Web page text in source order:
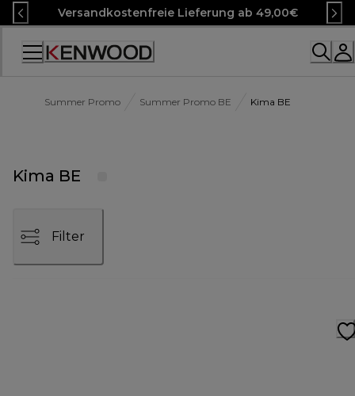
Skip
to
Content
Versandkostenfreie Lieferung ab 49,00€
Accessibility
Summer Promo Summer Promo BE Kima BE
Kima BE
Filter